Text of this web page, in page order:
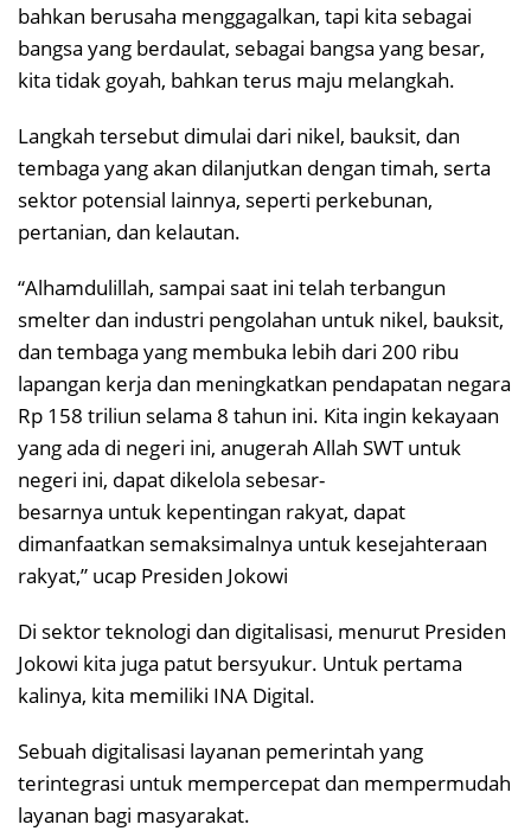
bahkan berusaha menggagalkan, tapi kita sebagai
bangsa yang berdaulat, sebagai bangsa yang besar,
kita tidak goyah, bahkan terus maju melangkah.
Langkah tersebut dimulai dari nikel, bauksit, dan
tembaga yang akan dilanjutkan dengan timah, serta
sektor potensial lainnya, seperti perkebunan,
pertanian, dan kelautan.
“Alhamdulillah, sampai saat ini telah terbangun
smelter dan industri pengolahan untuk nikel, bauksit,
dan tembaga yang membuka lebih dari 200 ribu
lapangan kerja dan meningkatkan pendapatan negara
Rp 158 triliun selama 8 tahun ini. Kita ingin kekayaan
yang ada di negeri ini, anugerah Allah SWT untuk
negeri ini, dapat dikelola sebesar-
besarnya untuk kepentingan rakyat, dapat
dimanfaatkan semaksimalnya untuk kesejahteraan
rakyat,” ucap Presiden Jokowi
Di sektor teknologi dan digitalisasi, menurut Presiden
Jokowi kita juga patut bersyukur. Untuk pertama
kalinya, kita memiliki INA Digital.
Sebuah digitalisasi layanan pemerintah yang
terintegrasi untuk mempercepat dan mempermudah
layanan bagi masyarakat.